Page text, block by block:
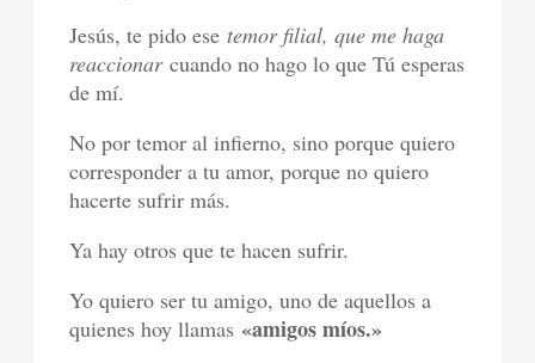
Jesús, te pido esetemor filial, que me haga
reaccionarcuando no hago lo que Tú esperas
de mí.
No por temor al infierno, sino porque quiero
corresponder a tu amor, porque no quiero
hacerte sufrir más.
Ya hay otros que te hacen sufrir.
Yo quiero ser tu amigo, uno de aquellos a
quienes hoy llamas«amigos míos.»